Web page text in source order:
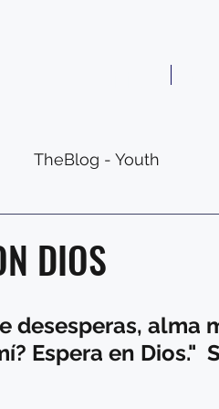
TheBlog - Youth
DIOS
desesperas, alma
Espera en Dios."